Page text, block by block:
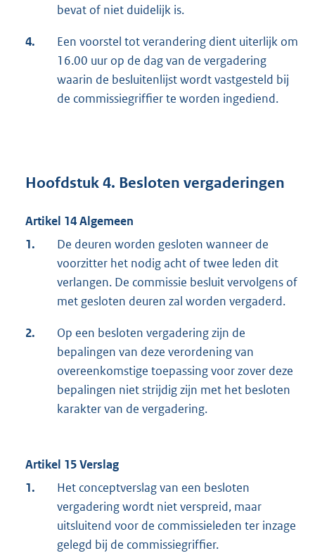
bevat of niet duidelijk is.
4.
Een voorstel tot verandering dient uiterlijk om
16.00 uur op de dag van de vergadering
waarin de besluitenlijst wordt vastgesteld bij
de commissiegriffier te worden ingediend.
Hoofdstuk 4. Besloten vergaderingen
Artikel 14 Algemeen
1.
De deuren worden gesloten wanneer de
voorzitter het nodig acht of twee leden dit
verlangen. De commissie besluit vervolgens of
met gesloten deuren zal worden vergaderd.
2.
Op een besloten vergadering zijn de
bepalingen van deze verordening van
overeenkomstige toepassing voor zover deze
bepalingen niet strijdig zijn met het besloten
karakter van de vergadering.
Artikel 15 Verslag
1.
Het conceptverslag van een besloten
vergadering wordt niet verspreid, maar
uitsluitend voor de commissieleden ter inzage
gelegd bij de commissiegriffier.